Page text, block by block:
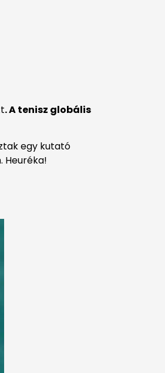
. A tenisz globális
egy kutató
Heuréka!